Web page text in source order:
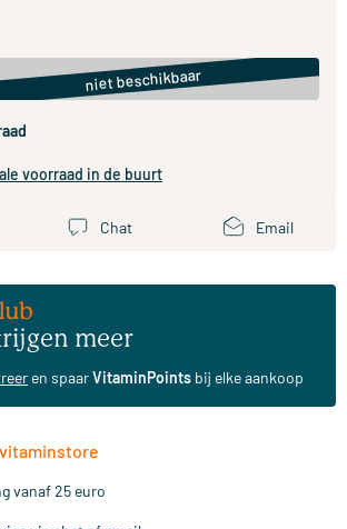
niet beschikbaar
voorraad in de buurt
Chat Email
meer
en spaarVitaminPoints bij elke aankoop
vitaminstore
vanaf 25 euro